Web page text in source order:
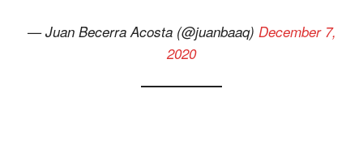
— Juan Becerra Acosta (@juanbaaq) December 7,
2020